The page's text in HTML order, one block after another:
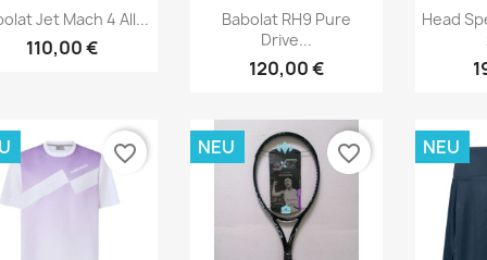
 Vorschau
Jet Mach 4 All...
110,00 €
Vorschau
Babolat RH9 Pure
Drive...
120,00 €

Head
favorite_border NEU favorite_border NEU